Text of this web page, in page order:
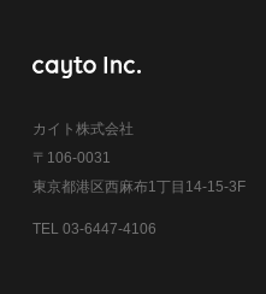
カイト株式会社
〒106-0031
東京都港区西麻布1丁目14-15-3F
TEL 03-6447-4106